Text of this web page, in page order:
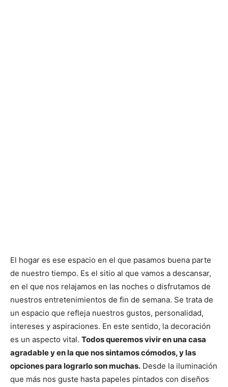
El hogar es ese espacio en el que pasamos buena parte
de nuestro tiempo. Es el sitio al que vamos a descansar,
en el que nos relajamos en las noches o disfrutamos de
nuestros entretenimientos de fin de semana. Se trata de
un espacio que refleja nuestros gustos, personalidad,
intereses y aspiraciones. En este sentido, la decoración
es un aspecto vital. Todos queremos vivir en una casa
agradable y en la que nos sintamos cómodos, y las
opciones para lograrlo son muchas. Desde la iluminación
que más nos guste hasta papeles pintados con diseños